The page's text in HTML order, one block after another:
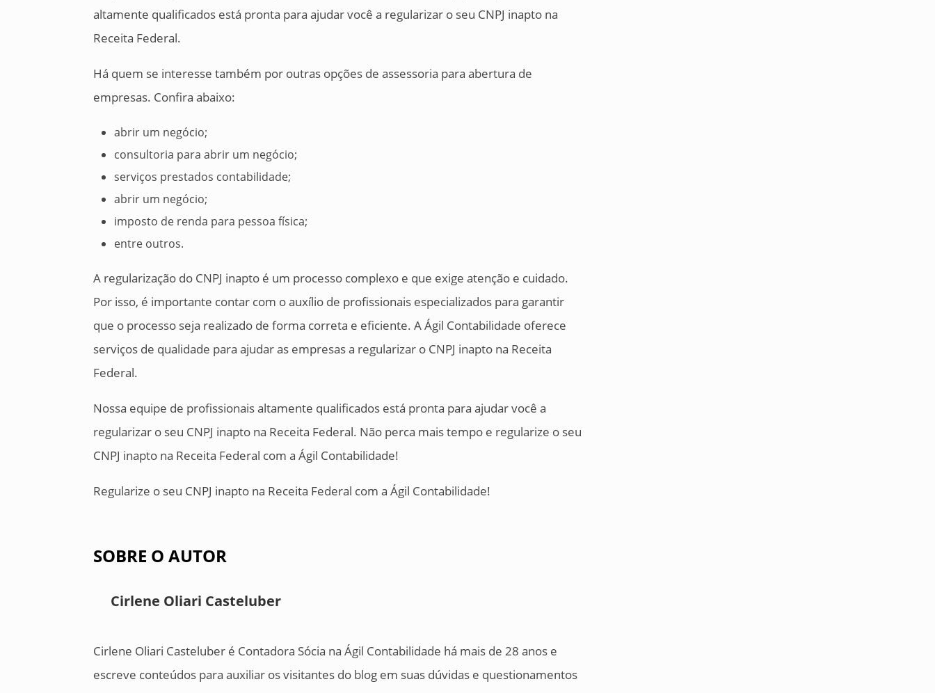
altamente qualificados está pronta para ajudar você a regularizar o seu CNPJ inapto na
Receita Federal.
Há quem se interesse também por outras opções de assessoria para abertura de
empresas. Confira abaixo:
abrir um negócio;
consultoria para abrir um negócio;
serviços prestados contabilidade;
abrir um negócio;
imposto de renda para pessoa física;
entre outros.
A regularização do CNPJ inapto é um processo complexo e que exige atenção e cuidado.
Por isso, é importante contar com o auxílio de profissionais especializados para garantir
que o processo seja realizado de forma correta e eficiente. A Ágil Contabilidade oferece
serviços de qualidade para ajudar as empresas a regularizar o CNPJ inapto na Receita
Federal.
Nossa equipe de profissionais altamente qualificados está pronta para ajudar você a
regularizar o seu CNPJ inapto na Receita Federal. Não perca mais tempo e regularize o seu
CNPJ inapto na Receita Federal com a Ágil Contabilidade!
Regularize o seu CNPJ inapto na Receita Federal com a Ágil Contabilidade!
SOBRE O AUTOR
Cirlene Oliari Casteluber
Cirlene Oliari Casteluber é Contadora Sócia na Ágil Contabilidade há mais de 28 anos e
escreve conteúdos para auxiliar os visitantes do blog em suas dúvidas e questionamentos